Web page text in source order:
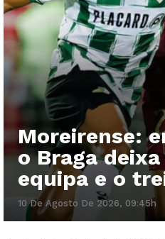
Moreirense:
o Braga
equipa e o
10 De Agosto De 2026, 09:45h